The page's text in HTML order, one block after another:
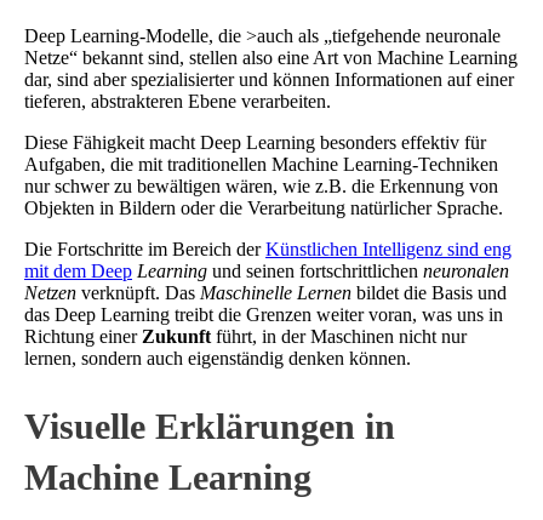
Deep Learning-Modelle, die >auch als „tiefgehende neuronale
Netze“ bekannt sind, stellen also eine Art von Machine Learning
dar, sind aber spezialisierter und können Informationen auf einer
tieferen, abstrakteren Ebene verarbeiten.
Diese Fähigkeit macht Deep Learning besonders effektiv für
Aufgaben, die mit traditionellen Machine Learning-Techniken
nur schwer zu bewältigen wären, wie z.B. die Erkennung von
Objekten in Bildern oder die Verarbeitung natürlicher Sprache.
Die Fortschritte im Bereich derKünstlichen Intelligenz sind eng
mit dem Deep Learning und seinen fortschrittlichen neuronalen
Netzen verknüpft. Das Maschinelle Lernen bildet die Basis und
das Deep Learning treibt die Grenzen weiter voran, was uns in
Richtung einer Zukunft führt, in der Maschinen nicht nur
lernen, sondern auch eigenständig denken können.
Visuelle Erklärungen in
Machine Learning